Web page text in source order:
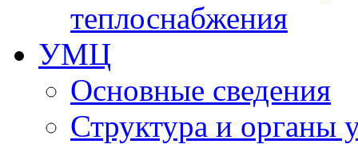
теплоснабжения
УМЦ
Основные сведения
Структура и органы